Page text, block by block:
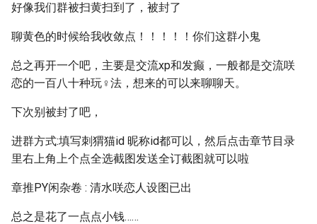
好像我们群被扫黄扫到了，被封了
聊黄色的时候给我收敛点！！！！！你们这群小鬼
总之再开一个吧，主要是交流xp和发癫，一般都是交流咲
恋的一百八十种玩♀法，想来的可以来聊聊天。
下次别被封了吧，
进群方式:填写刺猬猫id 昵称id都可以，然后点击章节目录
里右上角上个点全选截图发送全订截图就可以啦
章推PY闲杂卷 : 清水咲恋人设图已出
总之是花了一点点小钱……